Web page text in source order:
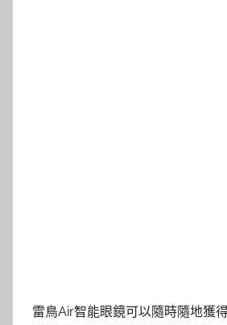
雷鳥Air智能眼鏡可以隨時隨地獲